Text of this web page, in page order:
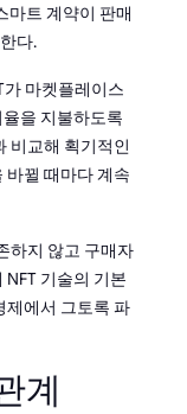
마트 계약이 판매
다.
가 마켓플레이스
을 지불하도록
비교해 획기적인
바뀔 때마다 계속
하지 않고 구매자
기술의 기본
제에서 그토록 파
계